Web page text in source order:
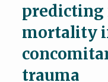
mortality
trauma